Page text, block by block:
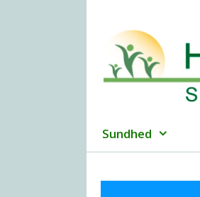
Sundhed